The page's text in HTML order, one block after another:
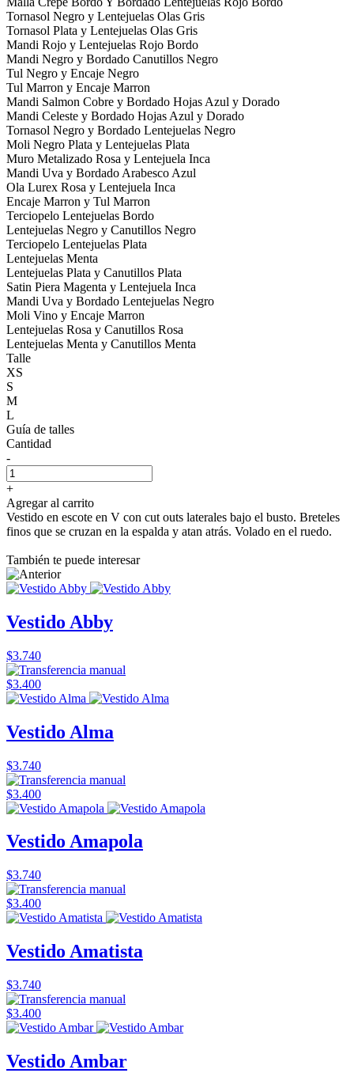
Tornasol Negro y Lentejuelas Olas Gris
Tornasol Plata y Lentejuelas Olas Gris
Mandi Rojo y Lentejuelas Rojo Bordo
Mandi Negro y Bordado Canutillos Negro
Tul Negro y Encaje Negro
Tul Marron y Encaje Marron
Mandi Salmon Cobre y Bordado Hojas Azul y Dorado
Mandi Celeste y Bordado Hojas Azul y Dorado
Tornasol Negro y Bordado Lentejuelas Negro
Moli Negro Plata y Lentejuelas Plata
Muro Metalizado Rosa y Lentejuela Inca
Mandi Uva y Bordado Arabesco Azul
Ola Lurex Rosa y Lentejuela Inca
Encaje Marron y Tul Marron
Terciopelo Lentejuelas Bordo
Lentejuelas Negro y Canutillos Negro
Terciopelo Lentejuelas Plata
Lentejuelas Menta
Lentejuelas Plata y Canutillos Plata
Satin Piera Magenta y Lentejuela Inca
Mandi Uva y Bordado Lentejuelas Negro
Moli Vino y Encaje Marron
Lentejuelas Rosa y Canutillos Rosa
Lentejuelas Menta y Canutillos Menta
Talle
XS
S
M
L
Guía de talles
Cantidad
-
+
Agregar al carrito
Vestido en escote en V con cut outs laterales bajo el busto. Breteles
finos que se cruzan en la espalda y atan atrás. Volado en el ruedo.
También te puede interesar
Vestido Abby
$3.740
$3.400
Vestido Alma
$3.740
$3.400
Vestido Amapola
$3.740
$3.400
Vestido Amatista
$3.740
$3.400
Vestido Ambar